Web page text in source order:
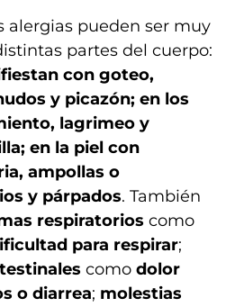
alergias pueden ser muy
partes del cuerpo:
con goteo,
y picazón; en los
lagrimeo y
en la piel con
ampollas o
y párpados. También
respiratorios como
para respirar;
como dolor
o diarrea; molestias